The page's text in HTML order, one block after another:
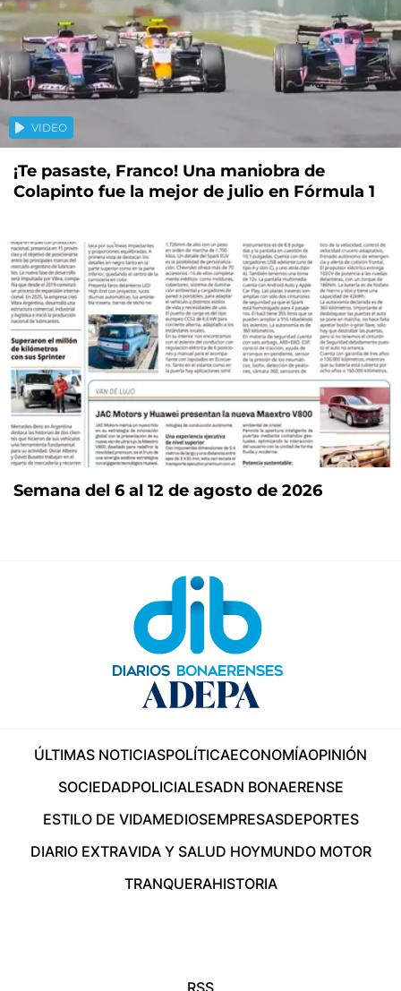
VIDEO
¡Te pasaste, Franco! Una maniobra de
Colapinto fue la mejor de julio en Fórmula 1
Semana del 6 al 12 de agosto de 2026
ÚLTIMAS NOTICIASPOLÍTICAECONOMÍAOPINIÓN
SOCIEDADPOLICIALESADN BONAERENSE
ESTILO DE VIDAMEDIOSEMPRESASDEPORTES
DIARIO EXTRAVIDA Y SALUD HOYMUNDO MOTOR
TRANQUERAHISTORIA
RSS